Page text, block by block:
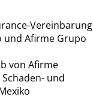
Vereinbarung
und Afirme Grupo
von Afirme
und